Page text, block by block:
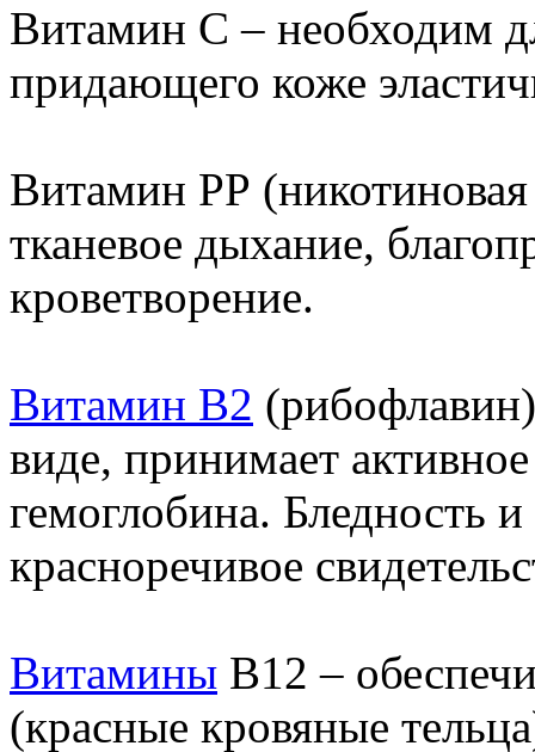
Витамин С – необходим
придающего коже
Витамин РР (никотиновая
тканевое дыхание,
кроветворение.
Витамин В2
виде, принимает
гемоглобина. Бледность и
красноречивое
Витамины В12 –
(красные кровяные